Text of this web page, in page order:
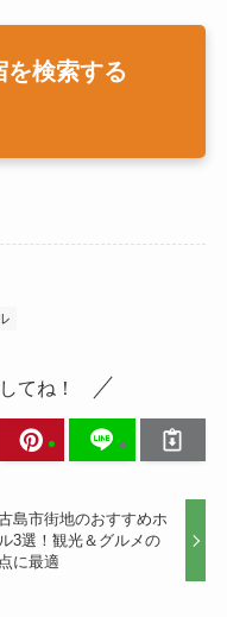
検索する
てね！
島市街地のおすすめホ
3選！観光＆グルメの
に最適